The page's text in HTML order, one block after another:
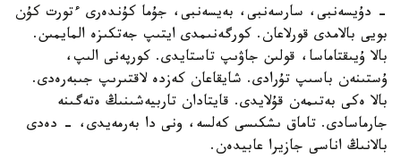
- دۇيسەنبى، سارسەنبى، بەيسەنبى، جۇما كۇندەرى ءتورت كۇن
بويى بالامدى قورلاعان. كورگەنىمدى ايتىپ جەتكىزە المايمىن.
بالا ۇيىقتاماسا، قولىن جاۋىپ تاستايدى. كورپەنى الىپ،
ۇستىنەن باسىپ تۇرادى. شايقاعان كەزدە لاقتىرىپ جىبەرەدى.
بالا ەكى بەتىمەن قۇلايدى. قايتادان تاربيەشىنىڭ ەتەگىنە
جارماسادى. تاماق ىشكىسى كەلسە، ونى دا بەرمەيدى، - دەدى
بالانىڭ اناسى جازيرا عابيدەن.